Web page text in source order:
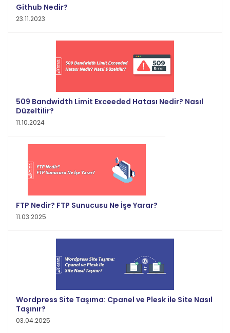
Github Nedir?
23.11.2023
509 Bandwidth Limit Exceeded Hatası Nedir? Nasıl
Düzeltilir?
11.10.2024
FTP Nedir? FTP Sunucusu Ne İşe Yarar?
11.03.2025
Wordpress Site Taşıma: Cpanel ve Plesk ile Site Nasıl
Taşınır?
03.04.2025